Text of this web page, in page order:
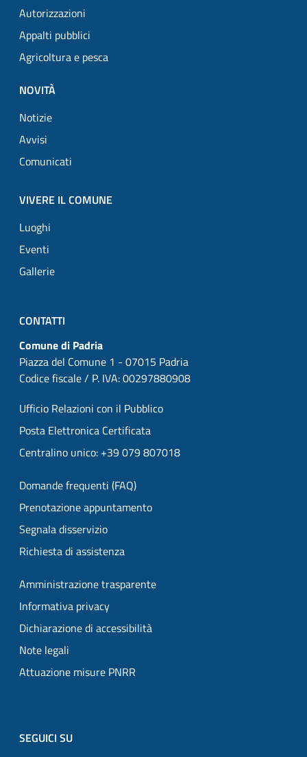
Autorizzazioni
Appalti pubblici
Agricoltura e pesca
NOVITÀ
Notizie
Avvisi
Comunicati
VIVERE IL COMUNE
Luoghi
Eventi
Gallerie
CONTATTI
Comune di Padria
Piazza del Comune 1 - 07015 Padria
Codice fiscale / P. IVA: 00297880908
Ufficio Relazioni con il Pubblico
Posta Elettronica Certificata
Centralino unico: +39 079 807018
Domande frequenti (FAQ)
Prenotazione appuntamento
Segnala disservizio
Richiesta di assistenza
Amministrazione trasparente
Informativa privacy
Dichiarazione di accessibilità
Note legali
Attuazione misure PNRR
SEGUICI SU